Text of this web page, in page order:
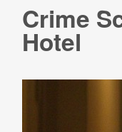
Crime
Hotel